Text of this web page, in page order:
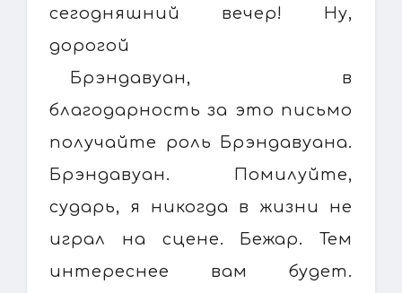
сегодняшний вечер! Ну,
дорогой
Брэндавуан, в
благодарность за это письмо
получайте роль Брэндавуана.
Брэндавуан. Помилуйте,
сударь, я никогда в жизни не
играл на сцене. Бежар. Тем
интереснее вам будет.